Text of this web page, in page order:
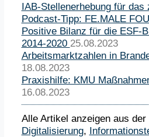
IAB-Stellenerhebung für das
Podcast-Tipp: FE.MALE
Positive Bilanz für die ESF-
2014-2020 25.08.2023
Arbeitsmarktzahlen in
18.08.2023
Praxishilfe: KMU
16.08.2023
Alle Artikel anzeigen aus
Digitalisierung,